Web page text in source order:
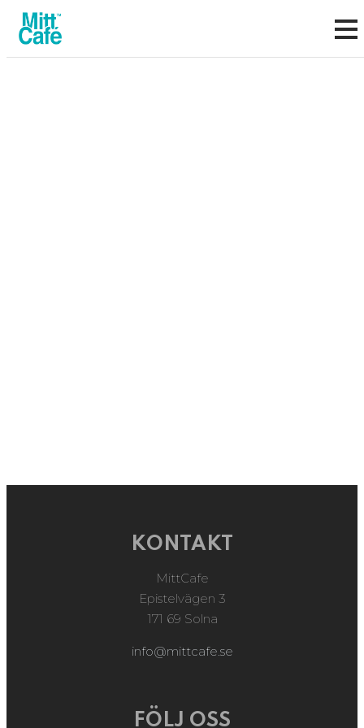
KONTAKT
MittCafe
Epistelvägen 3
171 69 Solna
info@mittcafe.se
FÖLJ OSS